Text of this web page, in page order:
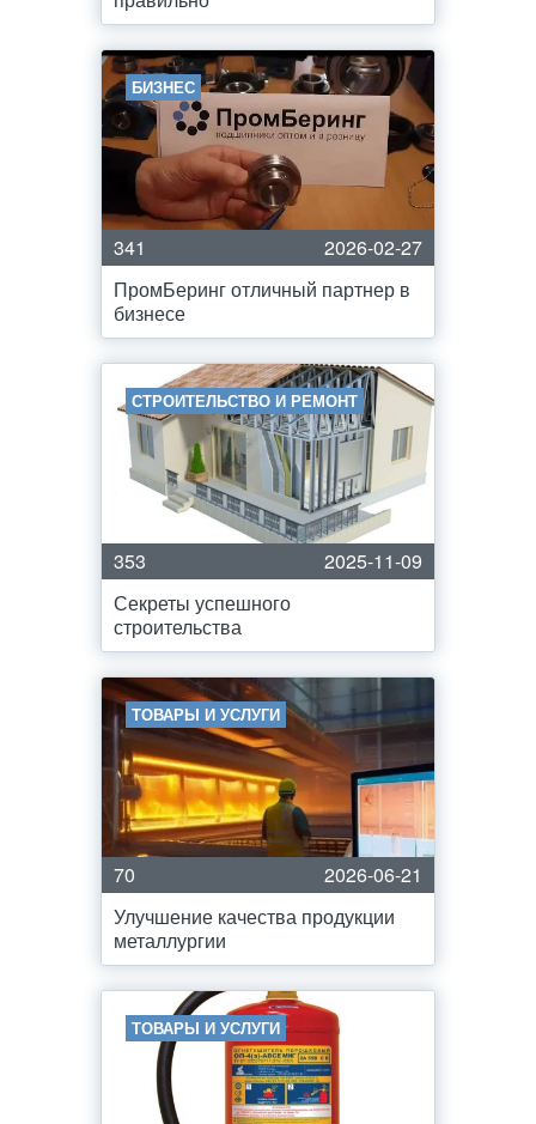
БИЗНЕС
341
2026-02-27
ПромБеринг отличный партнер в
бизнесе
СТРОИТЕЛЬСТВО И РЕМОНТ
353
2025-11-09
Секреты успешного
строительства
ТОВАРЫ И УСЛУГИ
70
2026-06-21
Улучшение качества продукции
металлургии
ТОВАРЫ И УСЛУГИ